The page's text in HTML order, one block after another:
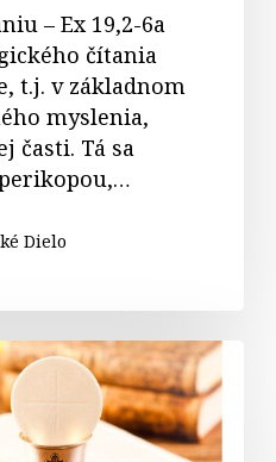
– Ex 19,2-6a
čítania
t.j. v základnom
myslenia,
časti. Tá sa
Dielo